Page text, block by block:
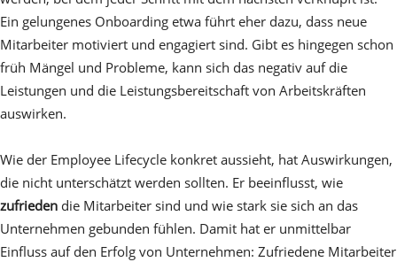
Ein gelungenes Onboarding etwa führt eher dazu, dass neue
Mitarbeiter motiviert und engagiert sind. Gibt es hingegen schon
früh Mängel und Probleme, kann sich das negativ auf die
Leistungen und die Leistungsbereitschaft von Arbeitskräften
auswirken.
Wie der Employee Lifecycle konkret aussieht, hat Auswirkungen,
die nicht unterschätzt werden sollten. Er beeinflusst, wie
zufrieden die Mitarbeiter sind und wie stark sie sich an das
Unternehmen gebunden fühlen. Damit hat er unmittelbar
Einfluss auf den Erfolg von Unternehmen: Zufriedene Mitarbeiter